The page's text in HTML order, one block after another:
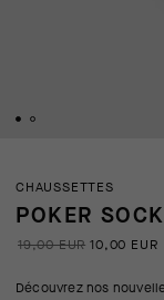
CHAUSSETTES
POKER
19,00 EUR 10,00 EUR
Découvrez nos